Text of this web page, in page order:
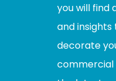
you will find
and insights
decorate
commercial